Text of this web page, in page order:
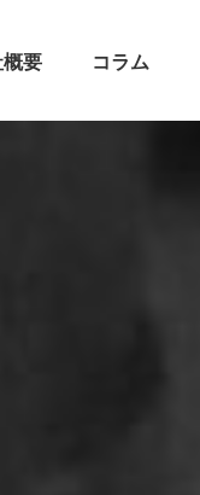
要 コラム